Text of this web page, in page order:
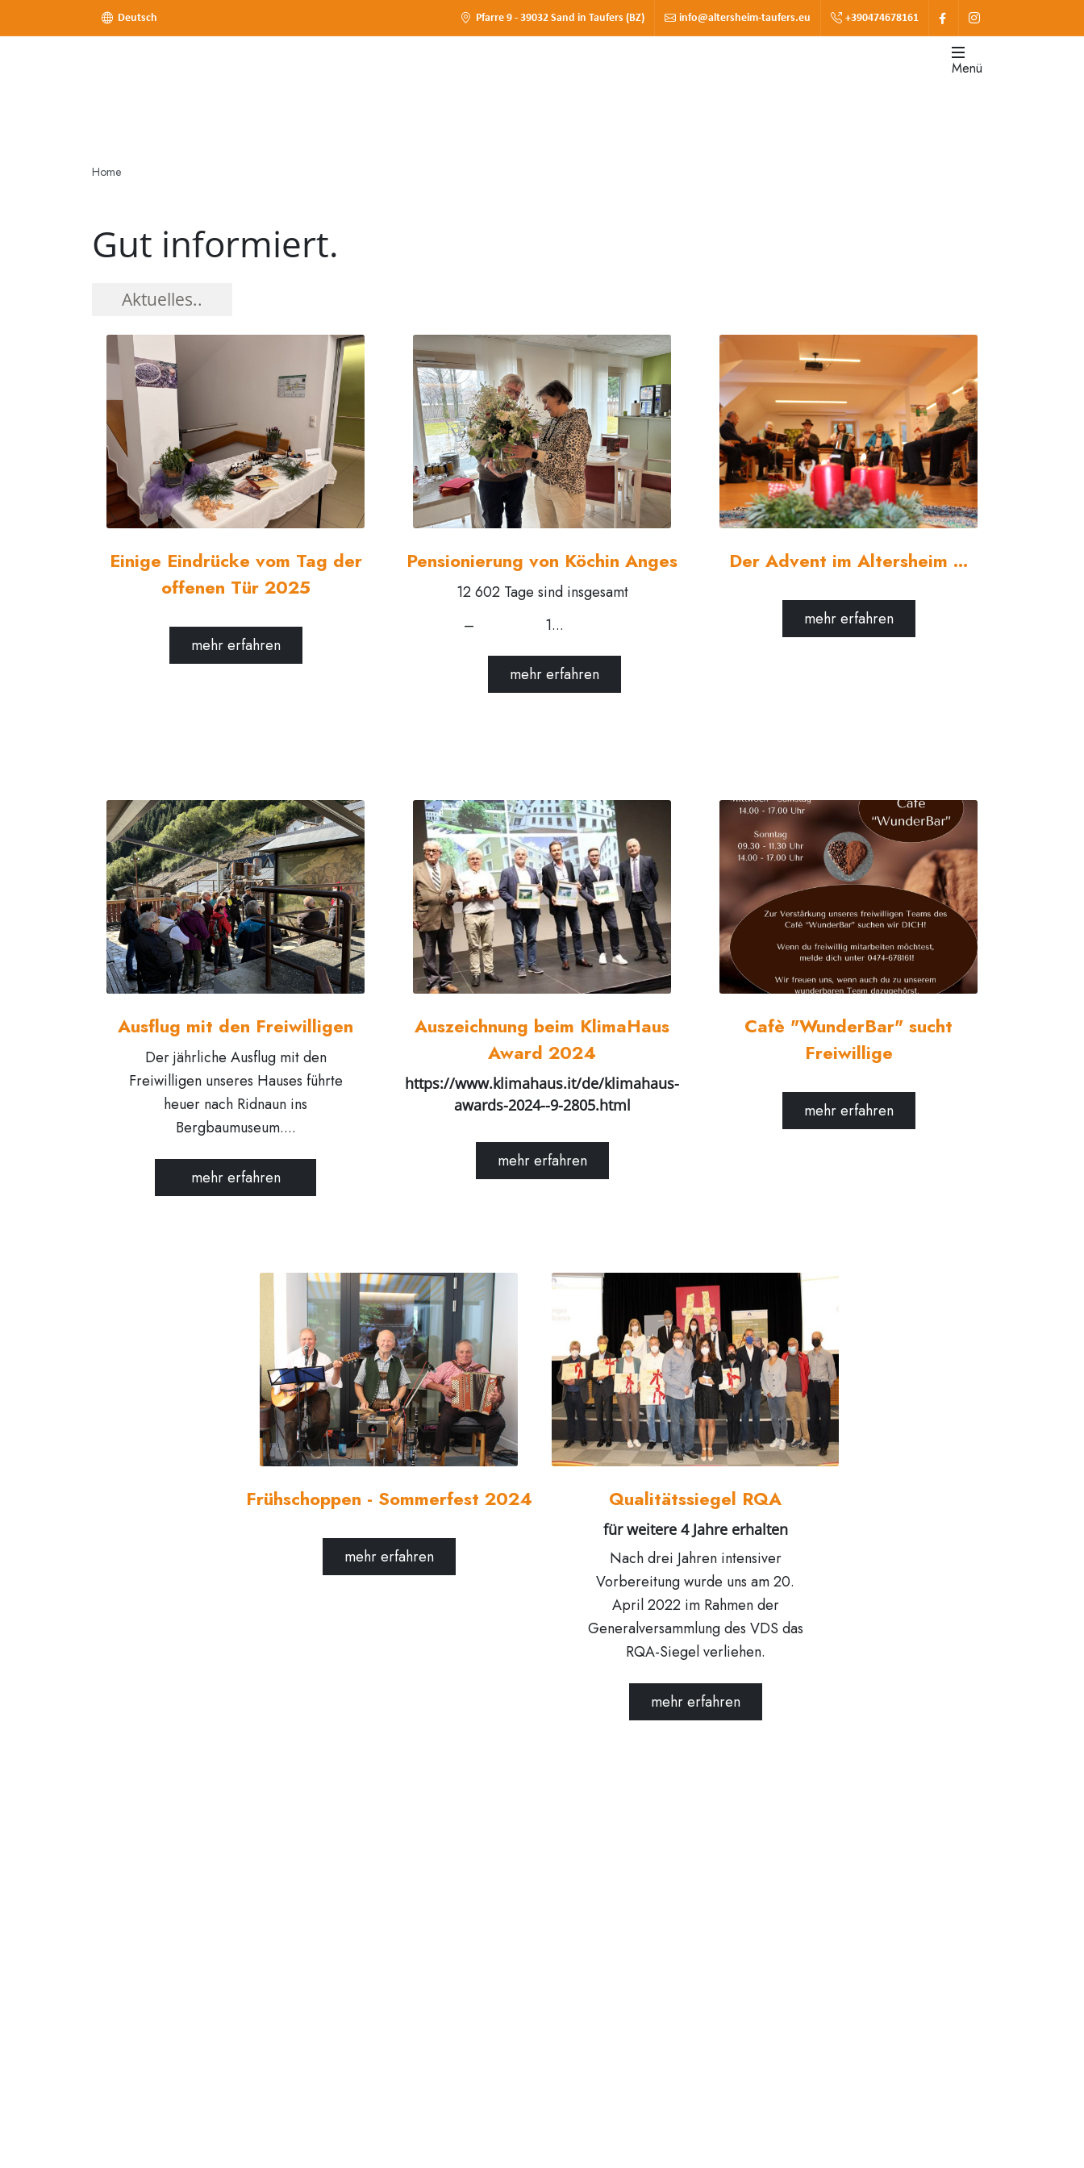
Deutsch Pfarre 9 - 39032 Sand in Taufers (BZ) info@altersheim-taufers.eu +390474678161
Menü
Home
Gut informiert.
Aktuelles..
Einige Eindrücke vom Tag der
offenen Tür 2025
mehr erfahren
Pensionierung von Köchin Anges
12 602 Tage sind insgesamt
1...
mehr erfahren
Der Advent im Altersheim ...
mehr erfahren
Ausflug mit den Freiwilligen
Der jährliche Ausflug mit den
Freiwilligen unseres Hauses führte
heuer nach Ridnaun ins
Bergbaumuseum....
mehr erfahren
Auszeichnung beim KlimaHaus
Award 2024
https://www.klimahaus.it/de/klimahaus-
awards-2024--9-2805.html
mehr erfahren
Cafè "WunderBar" sucht
Freiwillige
mehr erfahren
Frühschoppen - Sommerfest 2024
mehr erfahren
Qualitätssiegel RQA
für weitere 4 Jahre erhalten
Nach drei Jahren intensiver
Vorbereitung wurde uns am 20.
April 2022 im Rahmen der
Generalversammlung des VDS das
RQA-Siegel verliehen.
mehr erfahren